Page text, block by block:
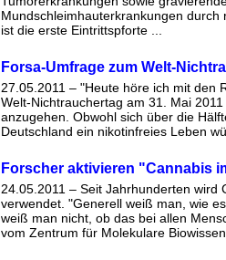
Mundschleimhauterkrankungen
ist die erste Eintrittspforte ...
Forsa-Umfrage zum Welt-
27.05.2011 – "Heute höre ich mit den
Welt-Nichtrauchertag am 31. Mai
anzugehen. Obwohl sich über die
Deutschland ein nikotinfreies Leben
Forscher aktivieren "Cannabis
24.05.2011 – Seit Jahrhunderten wird
verwendet. "Generell weiß man, wie
weiß man nicht, ob das bei allen
vom Zentrum für Molekulare